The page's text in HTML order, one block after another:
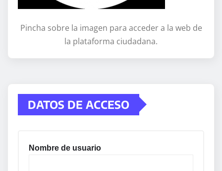
Pincha sobre la imagen para acceder a la web de
la plataforma ciudadana.
DATOS DE ACCESO
Nombre de usuario